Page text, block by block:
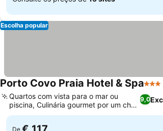
Escolha popular
Porto Covo Praia Hotel & Spa3
9,0
Quartos com vista para o mar ou
piscina, Culinária gourmet por um chef
talentoso
De